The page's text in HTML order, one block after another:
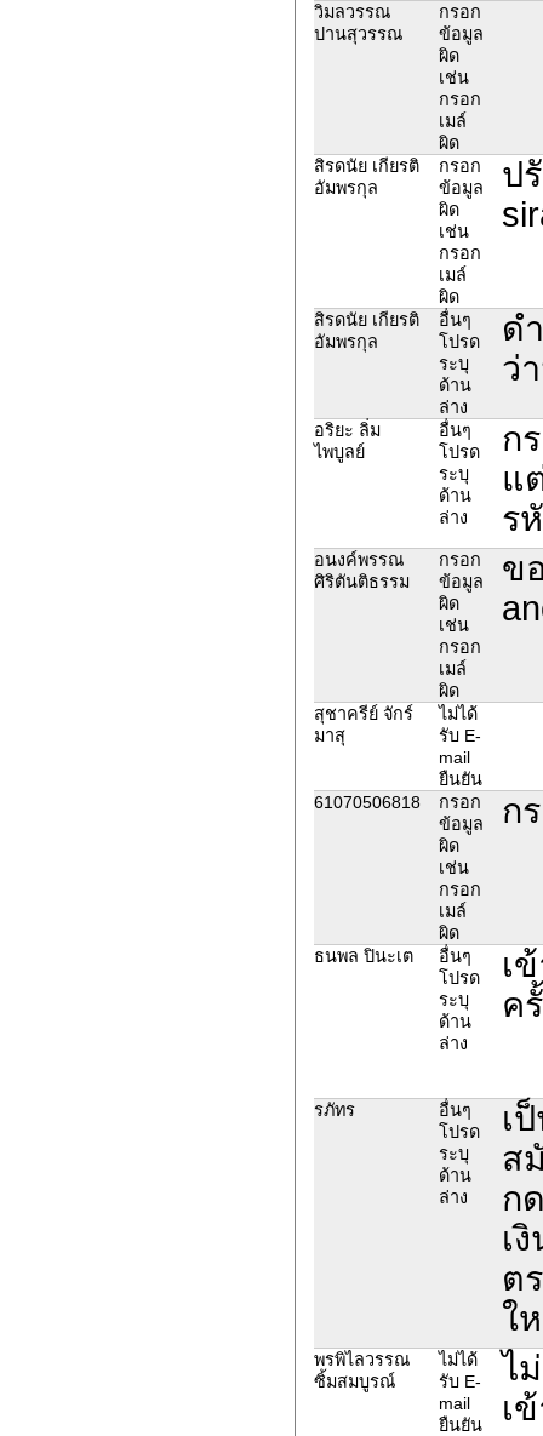
วิมลวรรณ
ปานสุวรรณ
กรอก
ข้อมูล
ผิด
เช่น
กรอก
เมล์
ผิด
สิรดนัย เกียรติ
อัมพรกุล
กรอก
ข้อมูล
ผิด
เช่น
กรอก
เมล์
ผิด
ป
สิรดนัย เกียรติ
อัมพรกุล
อื่นๆ
โปรด
ระบุ
ด้าน
ล่าง
ด
ว่
อริยะ ลิ่ม
ไพบูลย์
อื่นๆ
โปรด
ระบุ
ด้าน
ล่าง
ก
แ
ร
อนงค์พรรณ
ศิริตันติธรรม
กรอก
ข้อมูล
ผิด
เช่น
กรอก
เมล์
ผิด
ข
สุชาครีย์ จักร์
มาสุ
ไม่ได้
รับ E-
mail
ยืนยัน
61070506818
กรอก
ข้อมูล
ผิด
เช่น
กรอก
เมล์
ผิด
ก
ธนพล ปินะเต
อื่นๆ
โปรด
ระบุ
ด้าน
ล่าง
เ
ค
รภัทร
อื่นๆ
โปรด
ระบุ
ด้าน
ล่าง
เ
ส
ก
เ
ต
ใ
พรพิไลวรรณ
ซิ้มสมบูรณ์
ไม่ได้
รับ E-
mail
ยืนยัน
ไ
เ